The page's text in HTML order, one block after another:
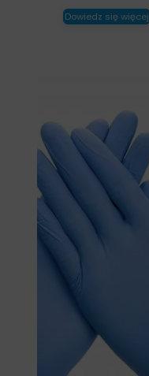
Dowiedz się więcej